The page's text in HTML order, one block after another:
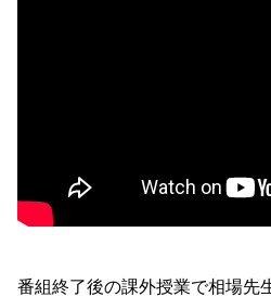
番組終了後の課外授業で相場先